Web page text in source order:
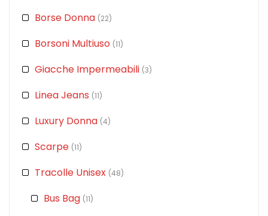
Borse Donna (22)
Borsoni Multiuso (11)
Giacche Impermeabili (3)
Linea Jeans (11)
Luxury Donna (4)
Scarpe (11)
Tracolle Unisex (48)
Bus Bag (11)